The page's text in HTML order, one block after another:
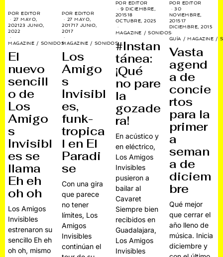
POREDITOR
27 MAYO,
202123 JUNIO,
2022
MAGAZINE / SONIDOS
El
nuevo
sencill
o de
Los
Amigo
s
Invisibl
es se
llama
Eh eh
oh oh
Los Amigos
Invisibles
estrenaron su
sencillo Eh eh
oh oh, mismo
POREDITOR
27 MAYO,
201717 JUNIO,
2017
MAGAZINE / SONIDOS
Los
Amigo
s
Invisibl
es,
funk-
tropica
l en El
Paradi
se
Con una gira
que parece
no tener
límites, Los
Amigos
Invisibles
continúan el
POR EDITOR
9 DICIEMBRE,
2015 18
OCTUBRE, 2025
MAGAZINE / SONIDOS
#Instan
tánea:
¡Qué
no pare
la
gozade
ra!
En acústico y
en eléctrico,
Los Amigos
Invisibles
pusieron a
bailar al
Cavaret
Siempre bien
recibidos en
Guadalajara,
Los Amigos
Invisibles
POR EDITOR
30
NOVIEMBRE,
2015 17
DICIEMBRE, 2015
GUÍA / MAGAZINE /
Vasta
agend
a de
concie
rtos
para la
primer
a
seman
a de
diciem
bre
Qué mejor
que cerrar el
año lleno de
música. Inicia
diciembre y